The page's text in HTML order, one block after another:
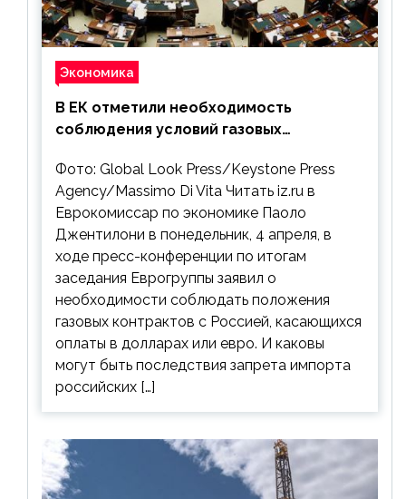
Экономика
В ЕК отметили необходимость
соблюдения условий газовых
Фото: Global Look Press/Keystone Press
Agency/Massimo Di Vita Читать iz.ru в
Еврокомиссар по экономике Паоло
Джентилони в понедельник, 4 апреля, в
ходе пресс-конференции по итогам
заседания Еврогруппы заявил о
необходимости соблюдать положения
газовых контрактов с Россией, касающихся
оплаты в долларах или евро. И каковы
могут быть последствия запрета импорта
российских […]